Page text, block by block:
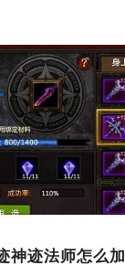
神迹法师怎么加